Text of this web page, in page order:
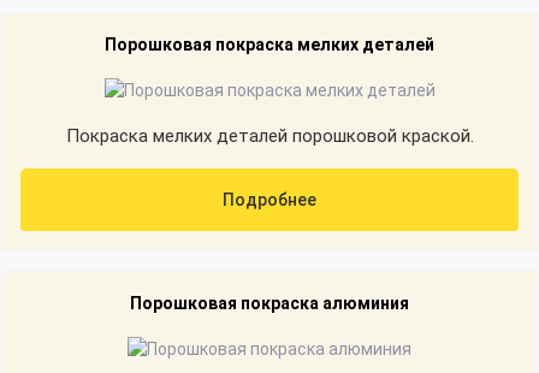
Порошковая покраска мелких деталей
Покраска мелких деталей порошковой краской.
Подробнее
Порошковая покраска алюминия